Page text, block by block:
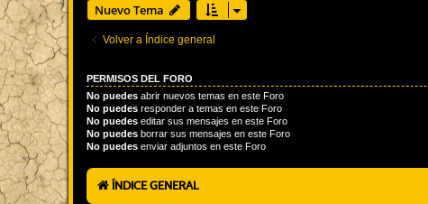
Nuevo Tema
Volver a Índice general
PERMISOS DEL FORO
No puedes abrir nuevos temas en este Foro
No puedes responder a temas en este Foro
No puedes editar sus mensajes en este Foro
No puedes borrar sus mensajes en este Foro
No puedes enviar adjuntos en este Foro
ÍNDICE GENERAL